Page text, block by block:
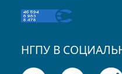
НГПУ В